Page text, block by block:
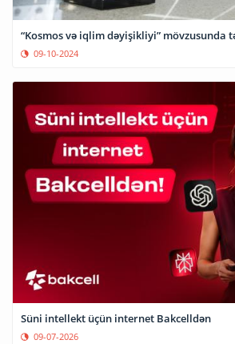
“Kosmos və iqlim dəyişikliyi” mövzusunda
09-10-2024
Süni intellekt üçün internet Bakcelldən
09-07-2026